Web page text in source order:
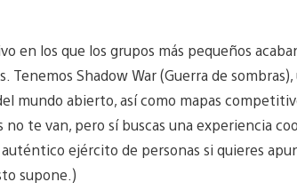
en los que los grupos más pequeños
Tenemos Shadow War (Guerra de
mundo abierto, así como mapas
te van, pero sí buscas una experiencia
ejército de personas si quieres
supone.)